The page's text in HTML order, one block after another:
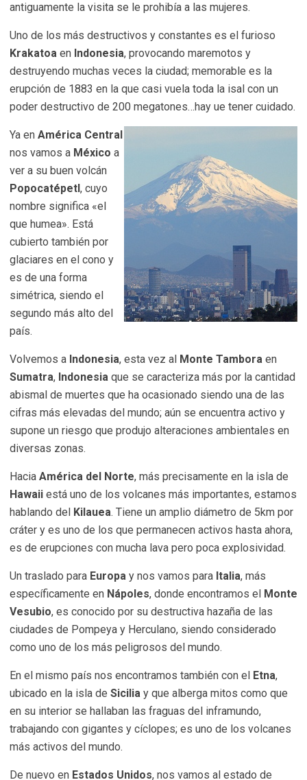
antiguamente la visita se le prohibía a las mujeres.
Uno de los más destructivos y constantes es el furioso
Krakatoa en Indonesia, provocando maremotos y
destruyendo muchas veces la ciudad; memorable es la
erupción de 1883 en la que casi vuela toda la isal con un
poder destructivo de 200 megatones…hay ue tener cuidado.
Ya en América Central
nos vamos a México a
ver a su buen volcán
Popocatépetl , cuyo
nombre significa «el
que humea». Está
cubierto también por
glaciares en el cono y
es de una forma
simétrica, siendo el
segundo más alto del
país.
Volvemos a Indonesia, esta vez al Monte Tambora en
Sumatra, Indonesia que se caracteriza más por la cantidad
abismal de muertes que ha ocasionado siendo una de las
cifras más elevadas del mundo; aún se encuentra activo y
supone un riesgo que produjo alteraciones ambientales en
diversas zonas.
Hacia América del Norte, más precisamente en la isla de
Hawaii está uno de los volcanes más importantes, estamos
hablando del
Kilauea. Tiene un amplio diámetro de 5km por
cráter y es uno de los que permanecen activos hasta ahora,
es de erupciones con mucha lava pero poca explosividad.
Un traslado para Europa y nos vamos para Italia, más
específicamente en Nápoles, donde encontramos el
Monte
Vesubio, es conocido por su destructiva hazaña de las
ciudades de Pompeya y Herculano, siendo considerado
como uno de los más peligrosos del mundo.
En el mismo país nos encontramos también con el Etna,
ubicado en la isla de Sicilia y que alberga mitos como que
en su interior se hallaban las fraguas del inframundo,
trabajando con gigantes y cíclopes; es uno de los volcanes
más activos del mundo.
De nuevo en Estados Unidos, nos vamos al estado de